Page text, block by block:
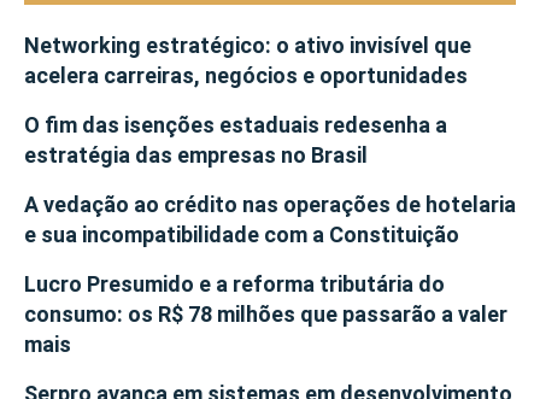
Networking estratégico: o ativo invisível que
acelera carreiras, negócios e oportunidades
O fim das isenções estaduais redesenha a
estratégia das empresas no Brasil
A vedação ao crédito nas operações de hotelaria
e sua incompatibilidade com a Constituição
Lucro Presumido e a reforma tributária do
consumo: os R$ 78 milhões que passarão a valer
mais
Serpro avança em sistemas em desenvolvimento